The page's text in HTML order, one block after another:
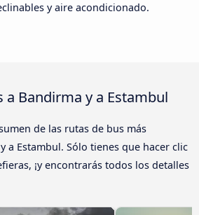
y aire acondicionado.
a Bandirma y a Estambul
de las rutas de bus más
a Estambul. Sólo tienes que hacer clic
¡y encontrarás todos los detalles